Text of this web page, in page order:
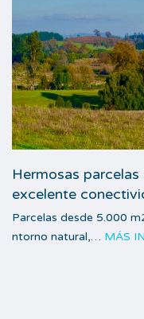
Hermosas
excelente
Parcelas desde 5.000
ntorno natural,… MÁS